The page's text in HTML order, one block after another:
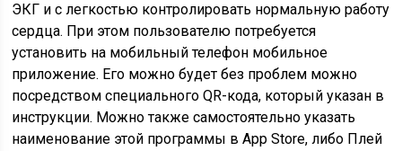
ЭКГ и с легкостью контролировать нормальную работу
сердца. При этом пользователю потребуется
установить на мобильный телефон мобильное
приложение. Его можно будет без проблем можно
посредством специального QR-кода, который указан в
инструкции. Можно также самостоятельно указать
наименование этой программы в App Store, либо Плей